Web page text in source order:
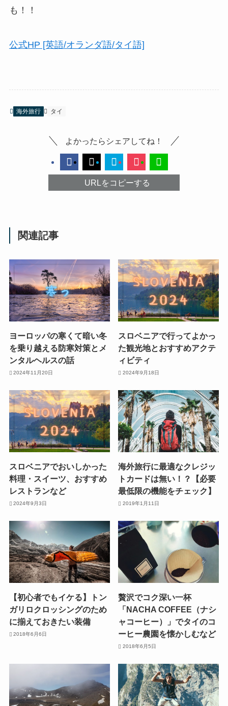
も！！
公式HP [英語/オランダ語/タイ語]
海外旅行 タイ
よかったらシェアしてね！
URLをコピーする
関連記事
ヨーロッパの寒くて暗い冬
を乗り越える防寒対策とメ
ンタルヘルスの話
2024年11月20日
スロベニアで行ってよかっ
た観光地とおすすめアクテ
ィビティ
2024年9月18日
スロベニアでおいしかった
料理・スイーツ、おすすめ
レストランなど
2024年9月3日
海外旅行に最適なクレジッ
トカードは無い！？【必要
最低限の機能をチェック】
2019年1月11日
【初心者でもイケる】トン
ガリロクロッシングのため
に揃えておきたい装備
2018年6月6日
贅沢でコク深い一杯
「NACHA COFFEE（ナシ
ャコーヒー）」でタイのコ
ーヒー農園を懐かしむなど
2018年6月5日